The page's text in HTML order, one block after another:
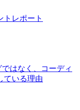
トレポート
はなく、コーディ
ている理由